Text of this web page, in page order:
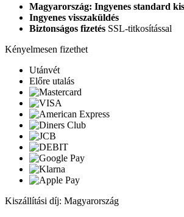
Magyarország: Ingyenes standard
Ingyenes visszaküldés
Biztonságos fizetés SSL-titkosítással
Kényelmesen fizethet
Utánvét
Előre utalás
Kiszállítási díj: Magyarország